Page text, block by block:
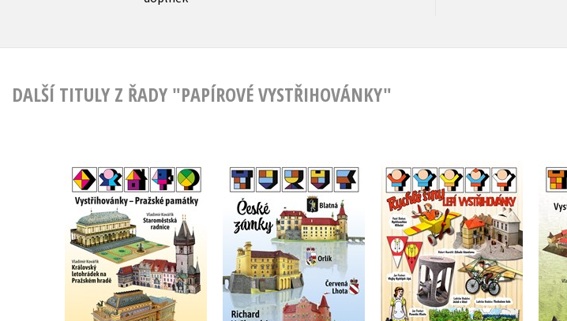
DALŠÍ TITULY Z ŘADY "PAPÍROVÉ VYSTŘIHOVÁNKY"
Vystřihovánky -
Pražské památky
Vladimír Kovářík
Vystřihovánky - České
zámky
Josef Kropáček
,
Richard Vyškovský
,
Stanislav Fajkus
Vystřihovánky - Rychlé
šípy lepí vystřihovánky
Jaroslav Foglar